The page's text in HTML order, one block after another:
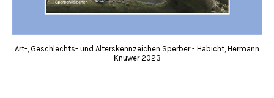
Art-, Geschlechts- und Alterskennzeichen Sperber - Habicht, Hermann
Knüwer 2023